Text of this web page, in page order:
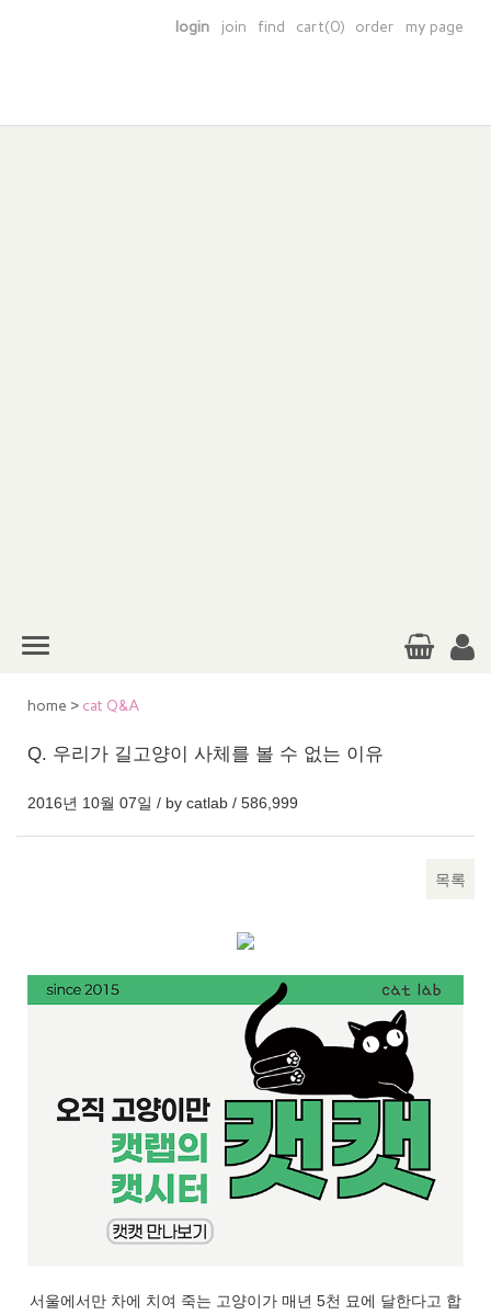
login join find cart(0) order my page
home > cat Q&A
Q. 우리가 길고양이 사체를 볼 수 없는 이유
2016년 10월 07일 / by catlab / 586,999
목록
서울에서만 차에 치여 죽는 고양이가 매년 5천 묘에 달한다고 합